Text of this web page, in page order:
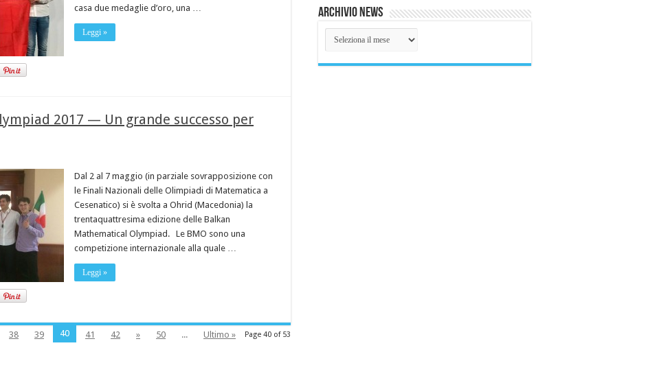
casa due medaglie d’oro, una …
Leggi »
2017 — Un grande successo per
Dal 2 al 7 maggio (in parziale sovrapposizione con
le Finali Nazionali delle Olimpiadi di Matematica a
Cesenatico) si è svolta a Ohrid (Macedonia) la
trentaquattresima edizione delle Balkan
Mathematical Olympiad. Le BMO sono una
competizione internazionale alla quale …
Leggi »
Page 40 of 53
38 39 40 41 42 » 50 ... Ultimo »
Archivio News
Archivio
News